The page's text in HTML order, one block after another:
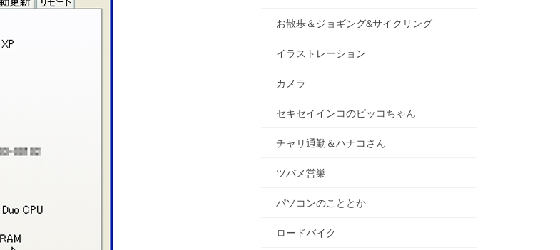
お散歩＆ジョギング&サイクリング
イラストレーション
カメラ
セキセイインコのピッコちゃん
チャリ通勤＆ハナコさん
ツバメ営巣
パソコンのこととか
ロードバイク